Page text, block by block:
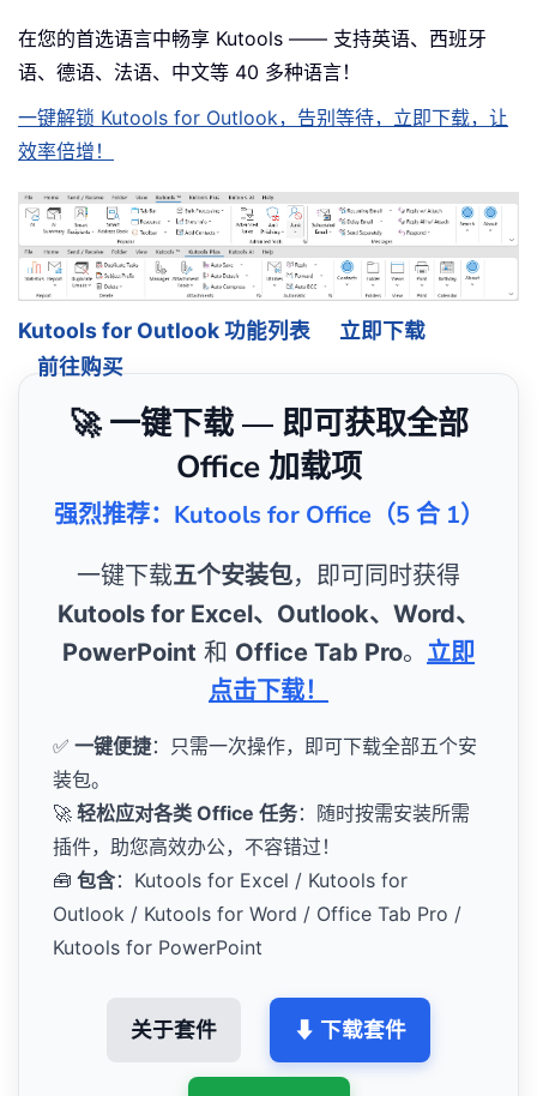
在您的首选语言中畅享 Kutools —— 支持英语、西班牙
语、德语、法语、中文等 40 多种语言！
一键解锁 Kutools for Outlook，告别等待，立即下载，让
效率倍增！
Kutools for Outlook 功能列表
立即下载
前往购买
🚀 一键下载 — 即可获取全部
Office 加载项
强烈推荐：Kutools for Office（5 合 1）
一键下载五个安装包，即可同时获得
Kutools for Excel、Outlook、Word、
PowerPoint 和 Office Tab Pro。 立即
点击下载！
✅ 一键便捷：只需一次操作，即可下载全部五个安
装包。
🚀 轻松应对各类 Office 任务：随时按需安装所需
插件，助您高效办公，不容错过！
🧰 包含：Kutools for Excel / Kutools for
Outlook / Kutools for Word / Office Tab Pro /
Kutools for PowerPoint
关于套件 ⬇ 下载套件